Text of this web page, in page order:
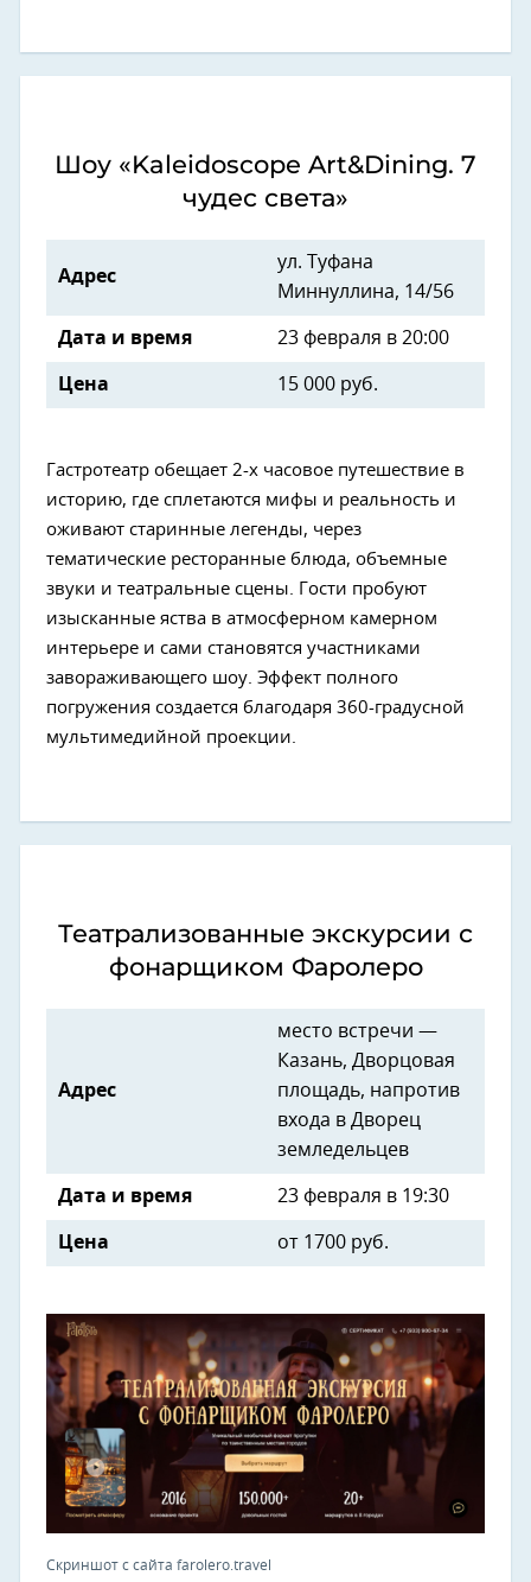
Шоу «Kaleidoscope Art&Dining. 7
чудес света»
Адрес
ул. Туфана
Миннуллина, 14/56
Дата и время 23 февраля в 20:00
Цена 15 000 руб.
Гастротеатр обещает 2-х часовое путешествие в
историю, где сплетаются мифы и реальность и
оживают старинные легенды, через
тематические ресторанные блюда, объемные
звуки и театральные сцены. Гости пробуют
изысканные яства в атмосферном камерном
интерьере и сами становятся участниками
завораживающего шоу. Эффект полного
погружения создается благодаря 360-градусной
мультимедийной проекции.
Театрализованные экскурсии с
фонарщиком Фаролеро
Адрес
место встречи —
Казань, Дворцовая
площадь, напротив
входа в Дворец
земледельцев
Дата и время 23 февраля в 19:30
Цена от 1700 руб.
Скриншот с сайта farolero.travel